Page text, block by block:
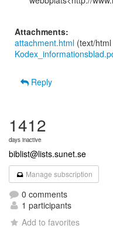
Attachments:
attachment.html (text/
Reply
1412
days inactive
biblist@lists.sunet.se
Manage subscription
0 comments
1 participants
Add to favorites